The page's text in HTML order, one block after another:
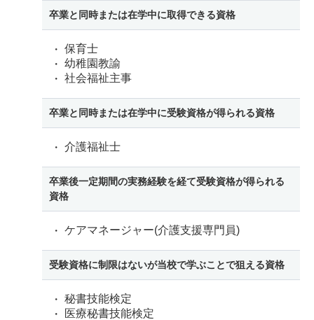
卒業と同時または在学中に取得できる資格
保育士
幼稚園教諭
社会福祉主事
卒業と同時または在学中に受験資格が得られる資格
介護福祉士
卒業後一定期間の実務経験を経て受験資格が得られる
資格
ケアマネージャー(介護支援専門員)
受験資格に制限はないが当校で学ぶことで狙える資格
秘書技能検定
医療秘書技能検定